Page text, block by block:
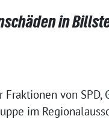
in
von SPD,
im